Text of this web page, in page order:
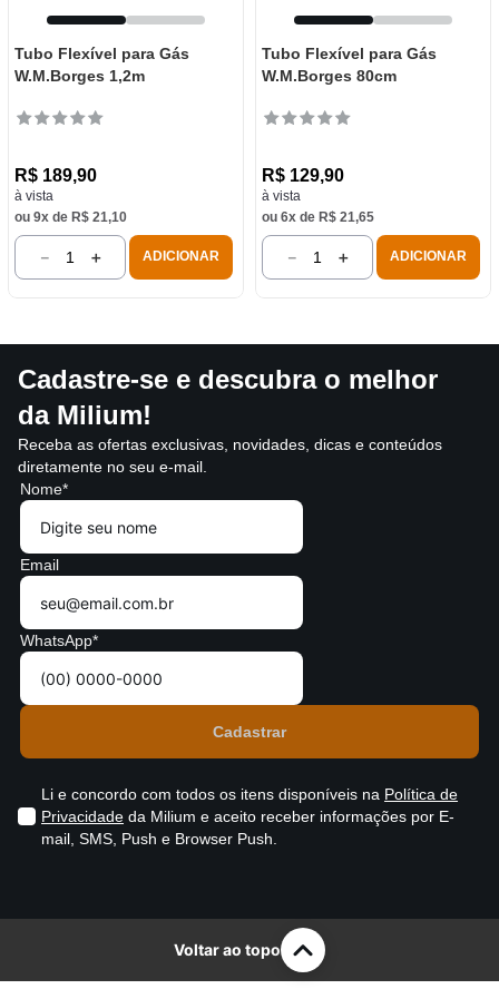
Tubo Flexível para Gás
W.M.Borges 1,2m
R$ 189,90
à vista
ou 9x de R$ 21,10
＋
－ ADICIONAR
Tubo Flexível para Gás
W.M.Borges 80cm
R$ 129,90
à vista
ou 6x de R$ 21,65
＋
－ ADICIONAR
Cadastre-se e descubra o melhor
da Milium!
Receba as ofertas exclusivas, novidades, dicas e conteúdos
diretamente no seu e-mail.
Nome*
Email
WhatsApp*
Li e concordo com todos os itens disponíveis na Política de
Privacidade da Milium e aceito receber informações por E-
mail, SMS, Push e Browser Push.
Voltar ao topo